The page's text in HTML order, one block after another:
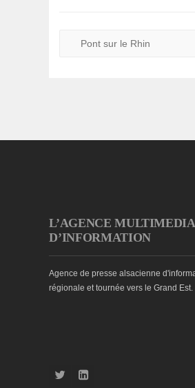
L’AGENCE MULTIMEDIA
D’INFORMATION
Agence de presse alsacienne
régionale et tournée vers le Grand Est.